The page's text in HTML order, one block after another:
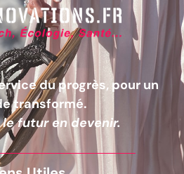
du progrès, pour un
transformé.
futur en devenir.